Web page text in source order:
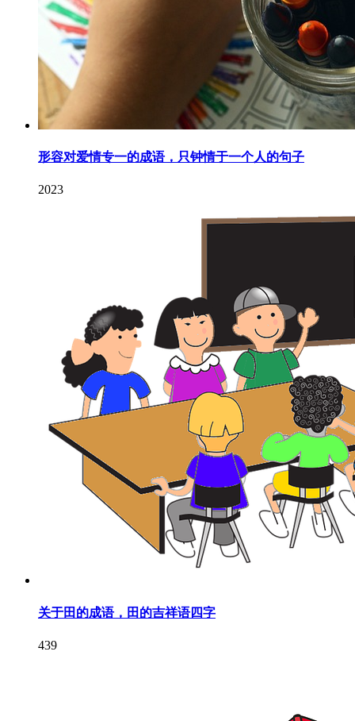
形容对爱情专一的成语，只钟情于一个人的句子
2023
关于田的成语，田的吉祥语四字
439